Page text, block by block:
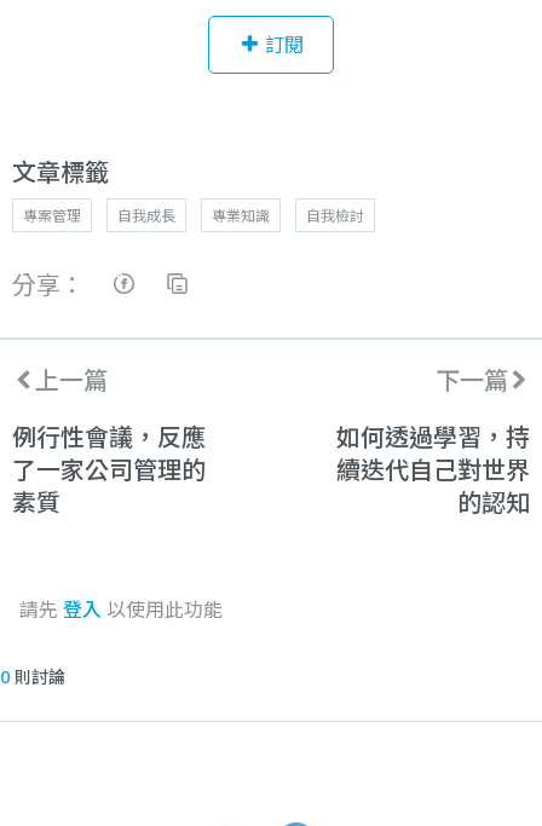
訂閱
文章標籤
專案管理 自我成長 專業知識 自我檢討
分享：
上一篇
例行性會議，反應
了一家公司管理的
素質
下一篇
如何透過學習，持
續迭代自己對世界
的認知
請先 登入 以使用此功能
0 則討論